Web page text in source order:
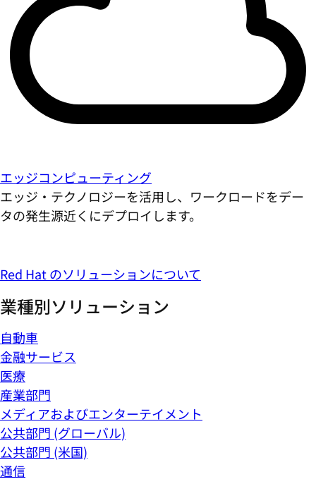
エッジコンピューティング
エッジ・テクノロジーを活用し、ワークロードをデー
タの発生源近くにデプロイします。
Red Hat のソリューションについて
業種別ソリューション
自動車
金融サービス
医療
産業部門
メディアおよびエンターテイメント
公共部門 (グローバル)
公共部門 (米国)
通信